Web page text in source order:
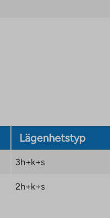
Lägenhetstyp
3h+k+s
2h+k+s